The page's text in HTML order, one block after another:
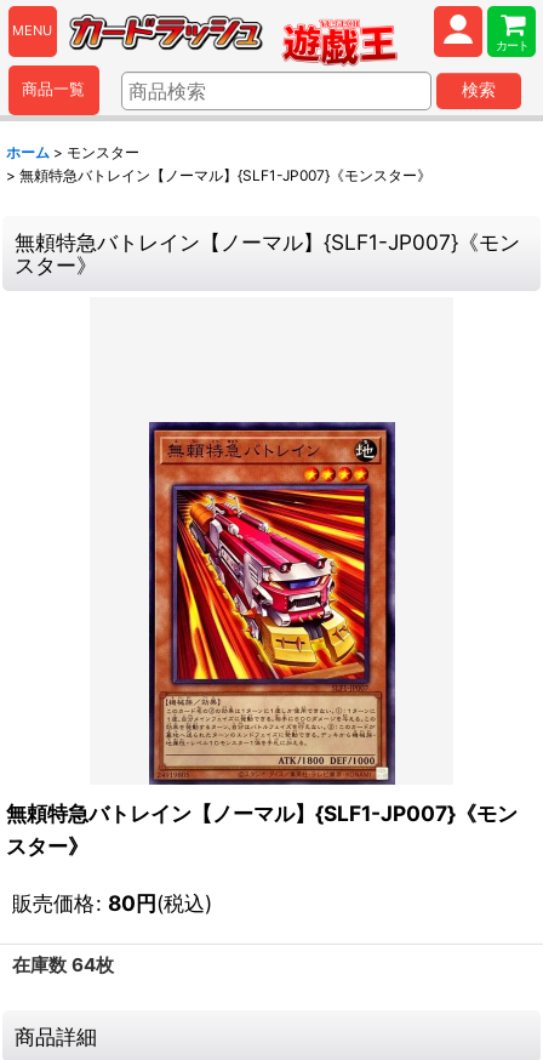
MENU
カート
商品一覧 検索
ホーム > モンスター
> 無頼特急バトレイン【ノーマル】{SLF1-JP007}《モンスター》
無頼特急バトレイン【ノーマル】{SLF1-JP007}《モン
スター》
無頼特急バトレイン【ノーマル】{SLF1-JP007}《モン
スター》
販売価格: 80円(税込)
在庫数 64枚
商品詳細